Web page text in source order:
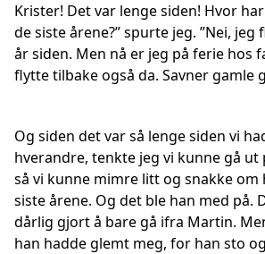
Krister! Det var lenge siden! Hvor
de siste årene?” spurte jeg. ”Nei,
år siden. Men nå er jeg på ferie hos
flytte tilbake også da. Savner gamle
Og siden det var så lenge siden vi
hverandre, tenkte jeg vi kunne gå ut
så vi kunne mimre litt og snakke om
siste årene. Og det ble han med på.
dårlig gjort å bare gå ifra Martin.
han hadde glemt meg, for han sto